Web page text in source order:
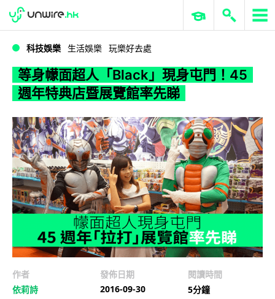
WWDC 2026 ERP 與商業 AI
科技娛樂 生活娛樂 玩樂好去處
等身幪面超人「Black」現身屯門！45
週年特典店暨展覽館率先睇
作者
依莉詩
發佈日期
2016-09-30
閱讀時間
5分鐘